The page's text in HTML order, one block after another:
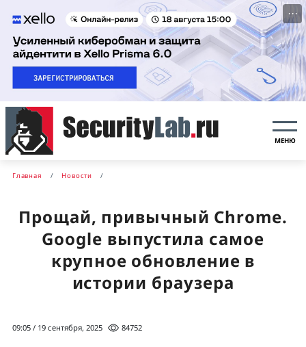
···
МЕНЮ
Главная Новости
Прощай, привычный Chrome.
Google выпустила самое
крупное обновление в
истории браузера
09:05 / 19 сентября, 2025 84752